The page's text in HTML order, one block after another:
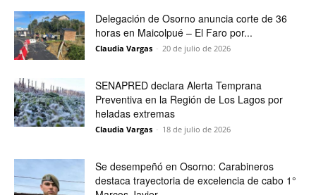
Delegación de Osorno anuncia corte de 36
horas en Maicolpué – El Faro por...
Claudia Vargas - 20 de julio de 2026
SENAPRED declara Alerta Temprana
Preventiva en la Región de Los Lagos por
heladas extremas
Claudia Vargas - 18 de julio de 2026
Se desempeñó en Osorno: Carabineros
destaca trayectoria de excelencia de cabo 1°